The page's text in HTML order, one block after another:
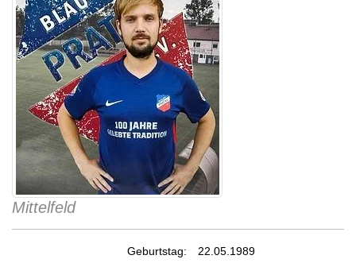
Mittelfeld
Geburtstag:
22.05.1989